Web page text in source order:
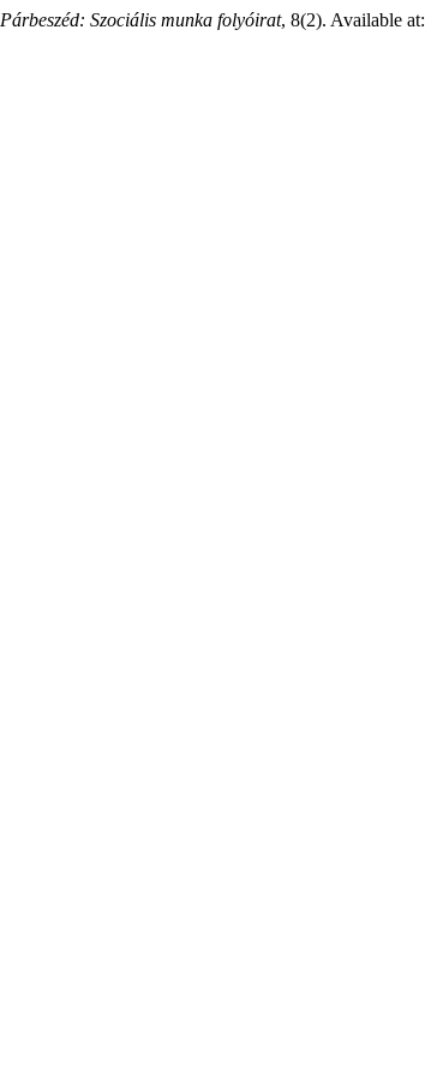
Párbeszéd: Szociális munka folyóirat, 8(2). Available at: